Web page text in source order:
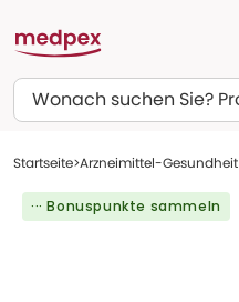
Suchen
Startseite Arzneimittel-Gesundheit
··· Bonuspunkte sammeln